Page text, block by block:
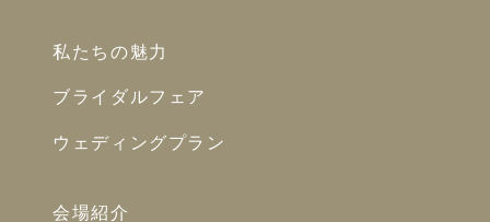
私たちの魅力
ブライダルフェア
ウェディングプラン
会場紹介